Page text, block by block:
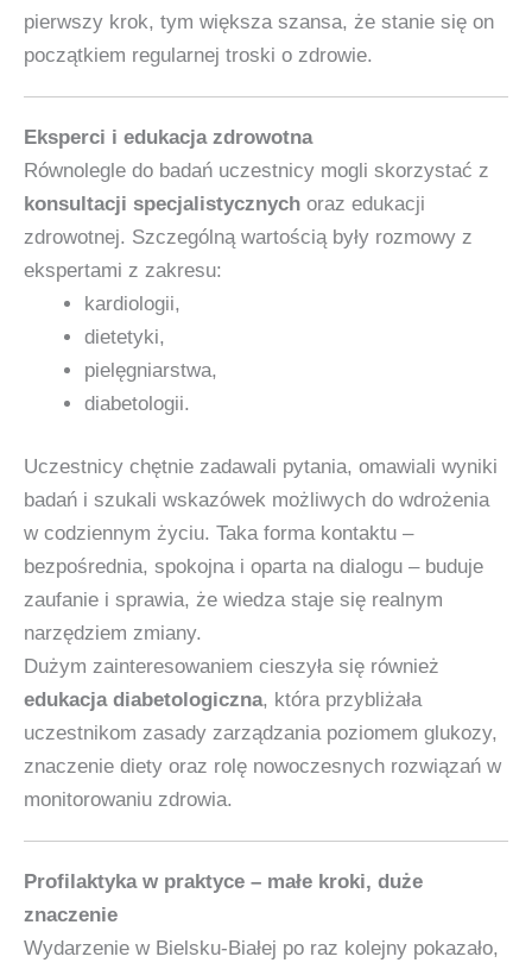
pierwszy krok, tym większa szansa, że stanie się on
początkiem regularnej troski o zdrowie.
Eksperci i edukacja zdrowotna
Równolegle do badań uczestnicy mogli skorzystać z
konsultacji specjalistycznych oraz edukacji
zdrowotnej. Szczególną wartością były rozmowy z
ekspertami z zakresu:
kardiologii,
dietetyki,
pielęgniarstwa,
diabetologii.
Uczestnicy chętnie zadawali pytania, omawiali wyniki
badań i szukali wskazówek możliwych do wdrożenia
w codziennym życiu. Taka forma kontaktu –
bezpośrednia, spokojna i oparta na dialogu – buduje
zaufanie i sprawia, że wiedza staje się realnym
narzędziem zmiany.
Dużym zainteresowaniem cieszyła się również
edukacja diabetologiczna, która przybliżała
uczestnikom zasady zarządzania poziomem glukozy,
znaczenie diety oraz rolę nowoczesnych rozwiązań w
monitorowaniu zdrowia.
Profilaktyka w praktyce – małe kroki, duże
znaczenie
Wydarzenie w Bielsku‑Białej po raz kolejny pokazało,